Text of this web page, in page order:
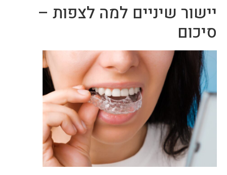
יישור שיניים למה לצפות –
סיכום